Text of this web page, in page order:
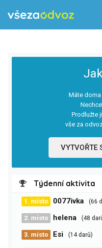
Máte
Prodlužte
vše za
VYTVOŘTE
Týdenní aktivita
1. místo 0077ivka (66
2. místo helena (48
3. místo Esi (14 darů)